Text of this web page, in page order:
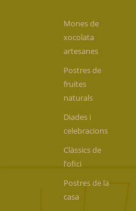
Mones de
xocolata
artesanes
Postres de
fruites
naturals
Diades i
celebracions
Clàssics de
l’ofici
Postres de la
casa